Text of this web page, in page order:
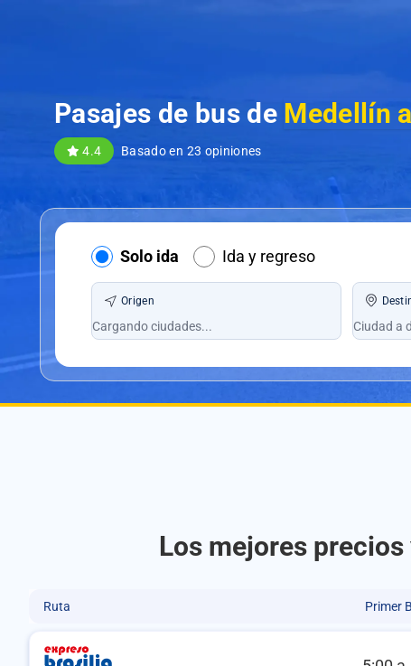
Pasajes de bus de Medellín
4.4 Basado en 23 opiniones
Solo ida Ida y regreso
Origen
Los mejores
Ruta Primer